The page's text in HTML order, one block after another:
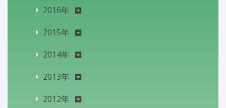
2016年
2015年
2014年
2013年
2012年